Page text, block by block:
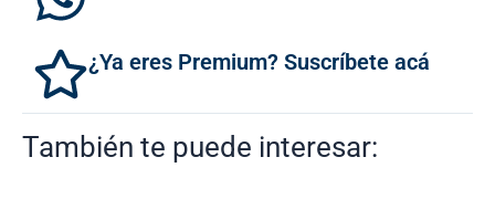
¿Ya eres Premium? Suscríbete acá
También te puede interesar: